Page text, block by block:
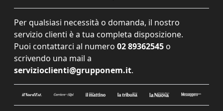
Per qualsiasi necessità o domanda, il nostro
servizio clienti è a tua completa disposizione.
Puoi contattarci al numero 02 89362545 o
scrivendo una mail a
servizioclienti@grupponem.it.